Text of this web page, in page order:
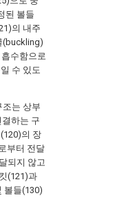
된 볼들
의 내주
(buckling)
수함으로
수 있도
조는 상부
하는 구
의 장
부터 전달
되지 않고
(121)과
볼들(130)